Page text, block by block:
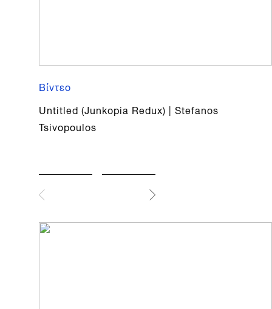
Βίντεο
Untitled (Junkopia Redux) | Stefanos
Tsivopoulos